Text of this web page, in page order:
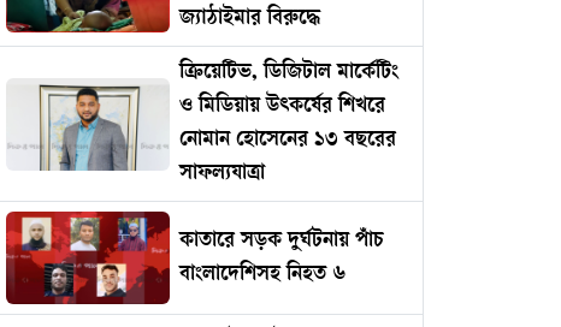
জ্যাঠাইমার বিরুদ্ধে
ক্রিয়েটিভ, ডিজিটাল মার্কেটিং
ও মিডিয়ায় উৎকর্ষের শিখরে
নোমান হোসেনের ১৩ বছরের
সাফল্যযাত্রা
কাতারে সড়ক দুর্ঘটনায় পাঁচ
বাংলাদেশিসহ নিহত ৬